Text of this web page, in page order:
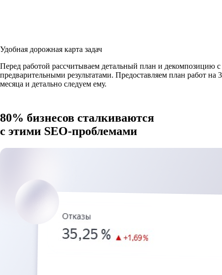
Удобная дорожная карта задач
Перед работой рассчитываем детальный план и декомпозицию с
предварительными результатами. Предоставляем план работ на 3
месяца и детально следуем ему.
80% бизнесов сталкиваются
с этими SEO-проблемами